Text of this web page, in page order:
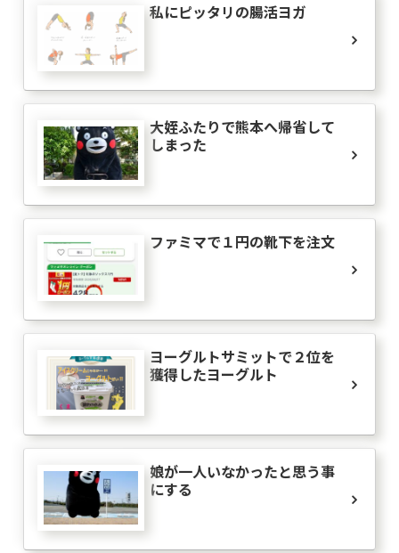
私にピッタリの腸活ヨガ
大姪ふたりで熊本へ帰省して
しまった
ファミマで１円の靴下を注文
ヨーグルトサミットで２位を
獲得したヨーグルト
娘が一人いなかったと思う事
にする